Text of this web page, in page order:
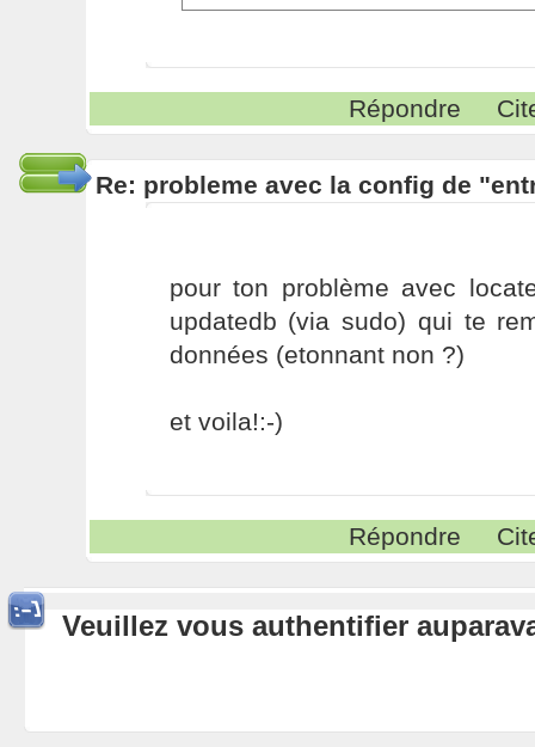
Répondre
Re: probleme avec la config de
pour ton problème avec
updatedb (via sudo) qui te
données (etonnant non ?)
et voila!:-)
Répondre
Veuillez vous authentifier